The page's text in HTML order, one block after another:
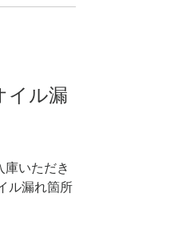
ル漏
庫いただき
ル漏れ箇所